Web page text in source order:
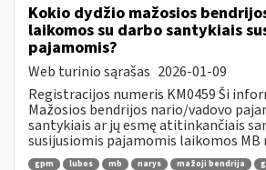
Kokio dydžio mažosios
laikomos su darbo santykiais
pajamomis?
Web turinio sąrašas 2026-01-09
Registracijos numeris KM0459 Ši
Mažosios bendrijos nario/vadovo
santykiais ar jų esmę atitinkančiais
susijusiomis pajamomis laikomos MB
gpm lubos mb narys mažoji bendrija